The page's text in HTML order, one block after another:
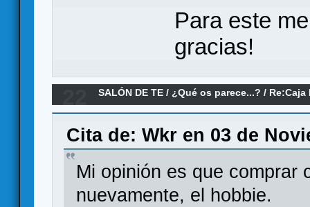
Para este
gracias!
SALÓN DE TE /¿Qué os parece...? /
Games
Cita de: Wkr en 03 de
Mi opinión es que comprar
nuevamente, el hobbie.